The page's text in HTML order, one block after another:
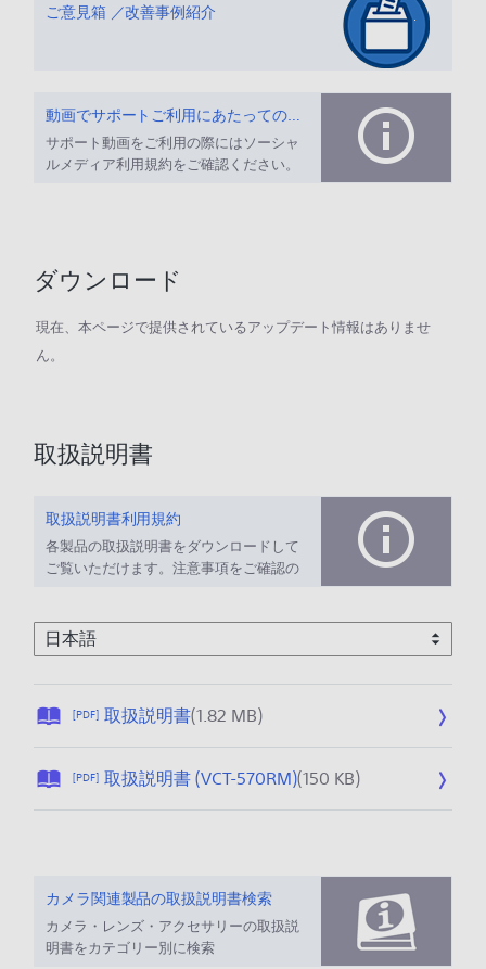
ご意見箱 ／改善事例紹介
動画でサポートご利用にあたってのお願い
サポート動画をご利用の際にはソーシャ
ルメディア利用規約をご確認ください。
ダウンロード
現在、本ページで提供されているアップデート情報はありませ
ん。
取扱説明書
取扱説明書利用規約
各製品の取扱説明書をダウンロードして
ご覧いただけます。注意事項をご確認の
[PDF] 取扱説明書(1.82 MB)公
:
2
/
0
[PDF] 取扱説明書 (VCT-570RM)(150 KB)公
2
0
2
6
カメラ関連製品の取扱説明書検索
カメラ・レンズ・アクセサリーの取扱説
明書をカテゴリー別に検索